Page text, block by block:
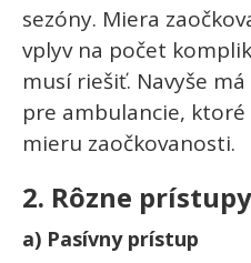
sezóny. Miera
vplyv na počet
musí riešiť. Navyše
pre ambulancie,
mieru zaočkovanosti.
2. Rôzne
a) Pasívny prístup